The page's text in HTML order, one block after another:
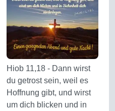
Hiob 11,18 - Dann wirst
du getrost sein, weil es
Hoffnung gibt, und wirst
um dich blicken und in